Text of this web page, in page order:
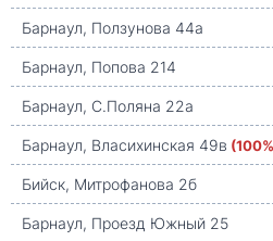
Барнаул, Ползунова 44а
Барнаул, Попова 214
Барнаул, С.Поляна 22а
Барнаул, Власихинская 49в
Бийск, Митрофанова 2б
Барнаул, Проезд Южный 25